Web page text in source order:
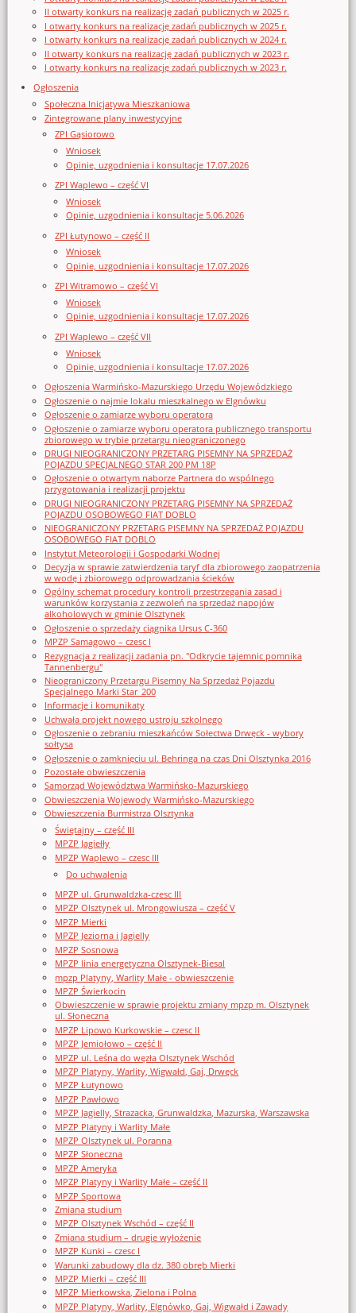
II otwarty konkurs na realizację zadań publicznych w 2025 r.
I otwarty konkurs na realizację zadań publicznych w 2025 r.
I otwarty konkurs na realizację zadań publicznych w 2024 r.
II otwarty konkurs na realizację zadań publicznych w 2023 r.
I otwarty konkurs na realizację zadań publicznych w 2023 r.
Ogłoszenia
Społeczna Inicjatywa Mieszkaniowa
Zintegrowane plany inwestycyjne
ZPI Gąsiorowo
Wniosek
Opinie, uzgodnienia i konsultacje 17.07.2026
ZPI Waplewo – część VI
Wniosek
Opinie, uzgodnienia i konsultacje 5.06.2026
ZPI Łutynowo – część II
Wniosek
Opinie, uzgodnienia i konsultacje 17.07.2026
ZPI Witramowo – część VI
Wniosek
Opinie, uzgodnienia i konsultacje 17.07.2026
ZPI Waplewo – część VII
Wniosek
Opinie, uzgodnienia i konsultacje 17.07.2026
Ogłoszenia Warmińsko-Mazurskiego Urzędu Wojewódzkiego
Ogłoszenie o najmie lokalu mieszkalnego w Elgnówku
Ogłoszenie o zamiarze wyboru operatora
Ogłoszenie o zamiarze wyboru operatora publicznego transportu
zbiorowego w trybie przetargu nieograniczonego
DRUGI NIEOGRANICZONY PRZETARG PISEMNY NA SPRZEDAŻ
POJAZDU SPECJALNEGO STAR 200 PM 18P
Ogłoszenie o otwartym naborze Partnera do wspólnego
przygotowania i realizacji projektu
DRUGI NIEOGRANICZONY PRZETARG PISEMNY NA SPRZEDAŻ
POJAZDU OSOBOWEGO FIAT DOBLO
NIEOGRANICZONY PRZETARG PISEMNY NA SPRZEDAŻ POJAZDU
OSOBOWEGO FIAT DOBLO
Instytut Meteorologii i Gospodarki Wodnej
Decyzja w sprawie zatwierdzenia taryf dla zbiorowego zaopatrzenia
w wodę i zbiorowego odprowadzania ścieków
Ogólny schemat procedury kontroli przestrzegania zasad i
warunków korzystania z zezwoleń na sprzedaż napojów
alkoholowych w gminie Olsztynek
Ogłoszenie o sprzedaży ciągnika Ursus C-360
MPZP Samagowo – czesc I
Rezygnacja z realizacji zadania pn. "Odkrycie tajemnic pomnika
Tannenbergu"
Nieograniczony Przetargu Pisemny Na Sprzedaż Pojazdu
Specjalnego Marki Star_200
Informacje i komunikaty
Uchwała projekt nowego ustroju szkolnego
Ogłoszenie o zebraniu mieszkańców Sołectwa Drwęck - wybory
sołtysa
Ogłoszenie o zamknięciu ul. Behringa na czas Dni Olsztynka 2016
Pozostałe obwieszczenia
Samorząd Województwa Warmińsko-Mazurskiego
Obwieszczenia Wojewody Warmińsko-Mazurskiego
Obwieszczenia Burmistrza Olsztynka
Świętajny – część III
MPZP Jagiełły
MPZP Waplewo – czesc III
Do uchwalenia
MPZP ul. Grunwaldzka-czesc III
MPZP Olsztynek ul. Mrongowiusza – część V
MPZP Mierki
MPZP Jeziorna i Jagielly
MPZP Sosnowa
MPZP linia energetyczna Olsztynek-Biesal
mpzp Platyny, Warlity Małe - obwieszczenie
MPZP Świerkocin
Obwieszczenie w sprawie projektu zmiany mpzp m. Olsztynek
ul. Słoneczna
MPZP Lipowo Kurkowskie – czesc II
MPZP Jemiołowo – część II
MPZP ul. Leśna do węzła Olsztynek Wschód
MPZP Platyny, Warlity, Wigwałd, Gaj, Drwęck
MPZP Łutynowo
MPZP Pawłowo
MPZP Jagielly, Strazacka, Grunwaldzka, Mazurska, Warszawska
MPZP Platyny i Warlity Małe
MPZP Olsztynek ul. Poranna
MPZP Słoneczna
MPZP Ameryka
MPZP Platyny i Warlity Małe – część II
MPZP Sportowa
Zmiana studium
MPZP Olsztynek Wschód – część II
Zmiana studium – drugie wyłożenie
MPZP Kunki – czesc I
Warunki zabudowy dla dz. 380 obręb Mierki
MPZP Mierki – część III
MPZP Mierkowska, Zielona i Polna
MPZP Platyny, Warlity, Elgnówko, Gaj, Wigwałd i Zawady